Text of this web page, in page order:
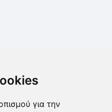
για την